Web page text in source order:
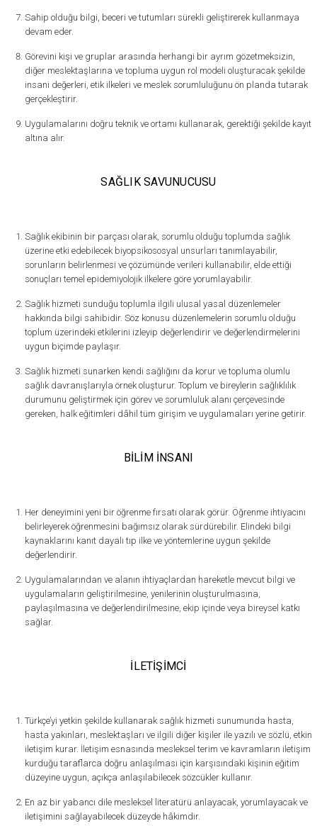
Sahip olduğu bilgi, beceri ve tutumları sürekli geliştirerek kullanmaya
devam eder.
Görevini kişi ve gruplar arasında herhangi bir ayrım gözetmeksizin,
diğer meslektaşlarına ve topluma uygun rol modeli oluşturacak şekilde
insani değerleri, etik ilkeleri ve meslek sorumluluğunu ön planda tutarak
gerçekleştirir.
Uygulamalarını doğru teknik ve ortamı kullanarak, gerektiği şekilde kayıt
altına alır.
SAĞLIK SAVUNUCUSU
Sağlık ekibinin bir parçası olarak, sorumlu olduğu toplumda sağlık
üzerine etki edebilecek biyopsikososyal unsurları tanımlayabilir,
sorunların belirlenmesi ve çözümünde verileri kullanabilir, elde ettiği
sonuçları temel epidemiyolojik ilkelere göre yorumlayabilir.
Sağlık hizmeti sunduğu toplumla ilgili ulusal yasal düzenlemeler
hakkında bilgi sahibidir. Söz konusu düzenlemelerin sorumlu olduğu
toplum üzerindeki etkilerini izleyip değerlendirir ve değerlendirmelerini
uygun biçimde paylaşır.
Sağlık hizmeti sunarken kendi sağlığını da korur ve topluma olumlu
sağlık davranışlarıyla örnek oluşturur. Toplum ve bireylerin sağlıklılık
durumunu geliştirmek için görev ve sorumluluk alanı çerçevesinde
gereken, halk eğitimleri dâhil tüm girişim ve uygulamaları yerine getirir.
BİLİM İNSANI
Her deneyimini yeni bir öğrenme fırsatı olarak görür. Öğrenme ihtiyacını
belirleyerek öğrenmesini bağımsız olarak sürdürebilir. Elindeki bilgi
kaynaklarını kanıt dayalı tıp ilke ve yöntemlerine uygun şekilde
değerlendirir.
Uygulamalarından ve alanın ihtiyaçlardan hareketle mevcut bilgi ve
uygulamaların geliştirilmesine, yenilerinin oluşturulmasına,
paylaşılmasına ve değerlendirilmesine, ekip içinde veya bireysel katkı
sağlar.
İLETİŞİMCİ
Türkçe’yi yetkin şekilde kullanarak sağlık hizmeti sunumunda hasta,
hasta yakınları, meslektaşları ve ilgili diğer kişiler ile yazılı ve sözlü, etkin
iletişim kurar. İletişim esnasında mesleksel terim ve kavramların iletişim
kurduğu taraflarca doğru anlaşılması için karşısındaki kişinin eğitim
düzeyine uygun, açıkça anlaşılabilecek sözcükler kullanır.
En az bir yabancı dile mesleksel literatürü anlayacak, yorumlayacak ve
iletişimini sağlayabilecek düzeyde hâkimdir.